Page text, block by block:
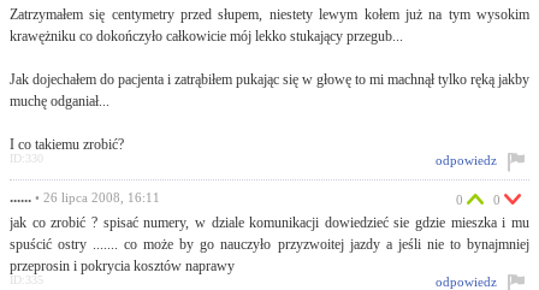
Zatrzymałem się centymetry przed słupem, niestety lewym kołem już na tym wysokim
krawężniku co dokończyło całkowicie mój lekko stukający przegub...
Jak dojechałem do pacjenta i zatrąbiłem pukając się w głowę to mi machnął tylko ręką jakby
muchę odganiał...
I co takiemu zrobić?
odpowiedz
ID:330
...... • 26 lipca 2008, 16:11
jak co zrobić ? spisać numery, w dziale komunikacji dowiedzieć sie gdzie mieszka i mu
spuścić ostry ....... co może by go nauczyło przyzwoitej jazdy a jeśli nie to bynajmniej
przeprosin i pokrycia kosztów naprawy
0 0
odpowiedz
ID:335